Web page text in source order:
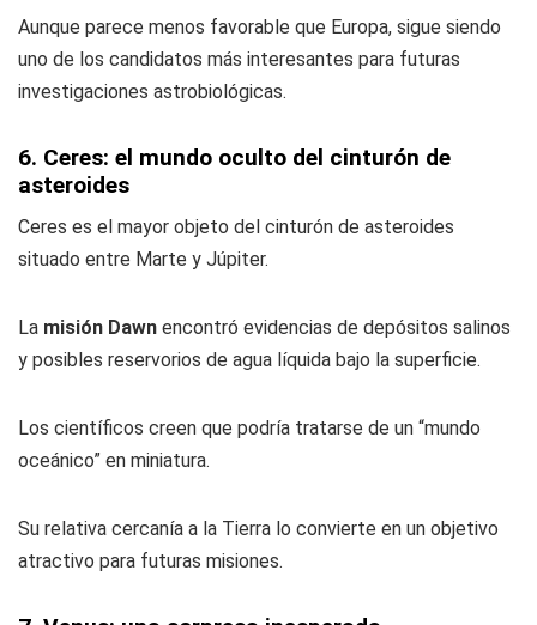
Aunque parece menos favorable que Europa, sigue siendo
uno de los candidatos más interesantes para futuras
investigaciones astrobiológicas.
6. Ceres: el mundo oculto del cinturón de
asteroides
Ceres es el mayor objeto del cinturón de asteroides
situado entre Marte y Júpiter.
La misión Dawn encontró evidencias de depósitos salinos
y posibles reservorios de agua líquida bajo la superficie.
Los científicos creen que podría tratarse de un “mundo
oceánico” en miniatura.
Su relativa cercanía a la Tierra lo convierte en un objetivo
atractivo para futuras misiones.